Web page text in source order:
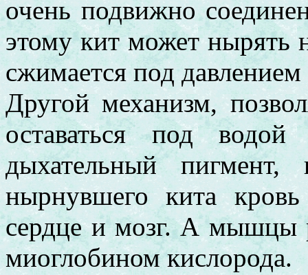
очень подвижно
этому кит может нырять
сжимается под
Другой механизм,
оставаться под
дыхательный
нырнувшего кита
сердце и мозг. А мышцы
миоглобином кислорода.